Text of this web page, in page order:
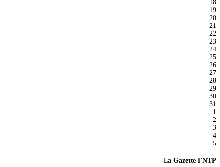
18
19
20
21
22
23
24
25
26
27
28
29
30
31
1
2
3
4
5
La Gazette FNTP